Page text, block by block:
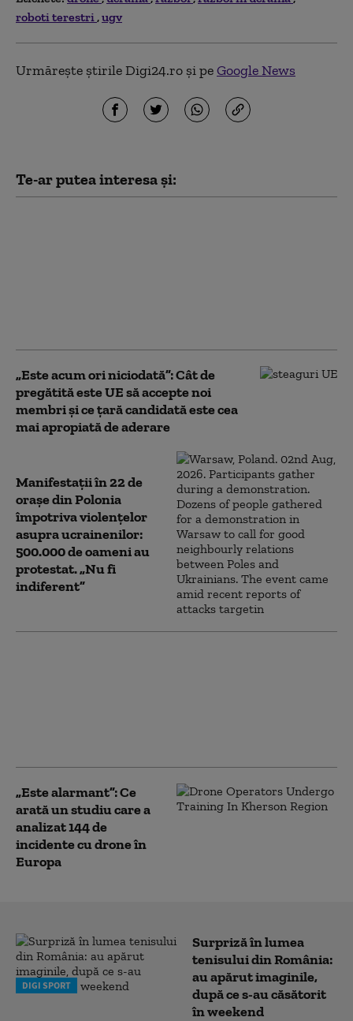
roboti terestri ugv
Urmărește știrile Digi24.ro și peGoogle News
Te-ar putea interesa și:
„Este acum ori niciodată”: Cât de
pregătită este UE să accepte noi
membri și ce țară candidată este cea
mai apropiată de aderare
Manifestații în 22 de
orașe din Polonia
împotriva violențelor
asupra ucrainenilor:
500.000 de oameni au
protestat. „Nu fi
indiferent”
„Este alarmant”: Ce
arată un studiu care a
analizat 144 de
incidente cu drone în
Europa
DIGI SPORT
Surpriză în lumea
tenisului din România:
au apărut imaginile,
după ce s-au căsătorit
în weekend